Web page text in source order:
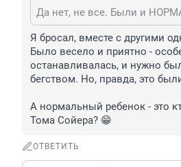
Да нет, не все. Были и
Я бросал, вместе с другими
Было весело и приятно -
останавливалась, и нужно
бегством. Но, правда, это
А нормальный ребенок - это
Тома Сойера? 😁
ОТВЕТИТЬ